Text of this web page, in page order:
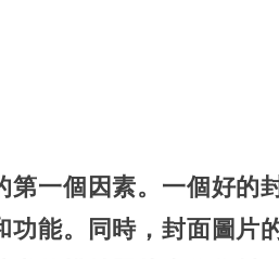
一個因素。一個好的
功能。同時，封面圖片